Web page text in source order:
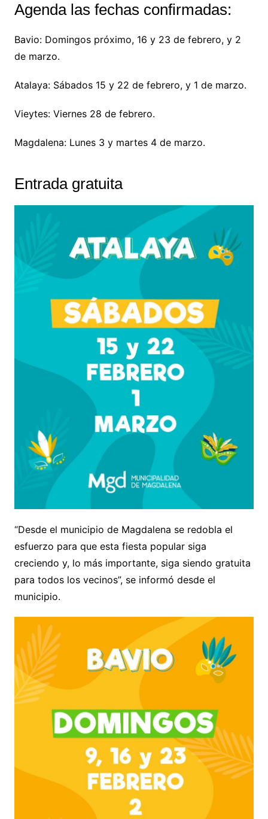
Agenda las fechas confirmadas:
Bavio: Domingos próximo, 16 y 23 de febrero, y 2
de marzo.
Atalaya: Sábados 15 y 22 de febrero, y 1 de marzo.
Vieytes: Viernes 28 de febrero.
Magdalena: Lunes 3 y martes 4 de marzo.
Entrada gratuita
“Desde el municipio de Magdalena se redobla el
esfuerzo para que esta fiesta popular siga
creciendo y, lo más importante, siga siendo gratuita
para todos los vecinos”, se informó desde el
municipio.